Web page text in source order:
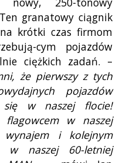
granatowy ciągnik
krótki czas firmom
cym pojazdów
ciężkich zadań. –
że pierwszy z tych
pojazdów
się w naszej flocie!
w naszej
i kolejnym
w naszej 60-letniej